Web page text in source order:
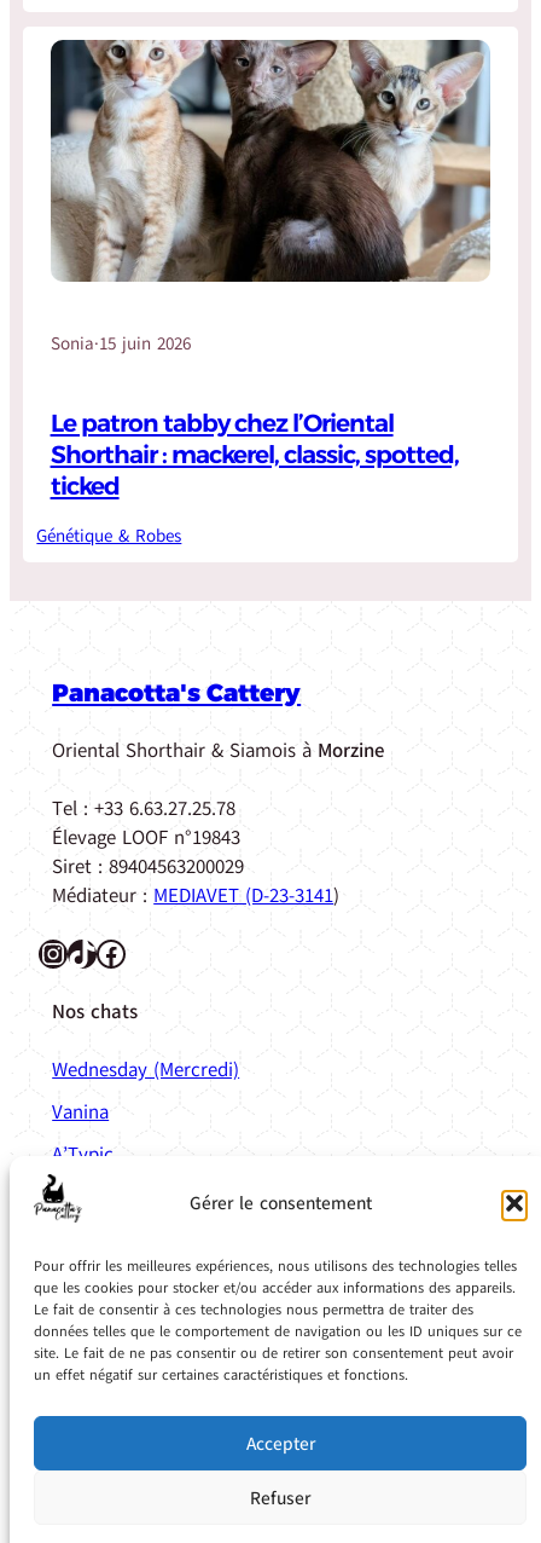
Gérer le consentement
Pour offrir les meilleures expériences, nous utilisons des technologies telles
que les cookies pour stocker et/ou accéder aux informations des appareils.
Le fait de consentir à ces technologies nous permettra de traiter des
données telles que le comportement de navigation ou les ID uniques sur ce
site. Le fait de ne pas consentir ou de retirer son consentement peut avoir
un effet négatif sur certaines caractéristiques et fonctions.
Accepter
Refuser
Sonia·15 juin 2026
Le patron tabby chez l’Oriental
Shorthair : mackerel, classic, spotted,
ticked
Génétique & Robes
Panacotta's Cattery
Oriental Shorthair & Siamois à Morzine
Tel : +33 6.63.27.25.78
Élevage LOOF n°19843
Siret : 89404563200029
Médiateur : MEDIAVET (D-23-3141)
InstagramTikTok Facebook
Nos chats
Wednesday (Mercredi)
Vanina
A’Typic
Anatole
Liens
Calculette de mise bas
Simulateur de couleur
Planning de vaccination
Base de donnée de médicaments vétérinaires